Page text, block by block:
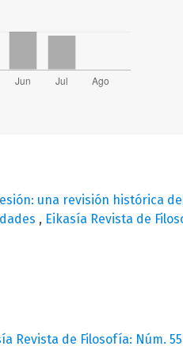
una revisión histórica
, Eikasía Revista de
Revista de Filosofía: Núm.